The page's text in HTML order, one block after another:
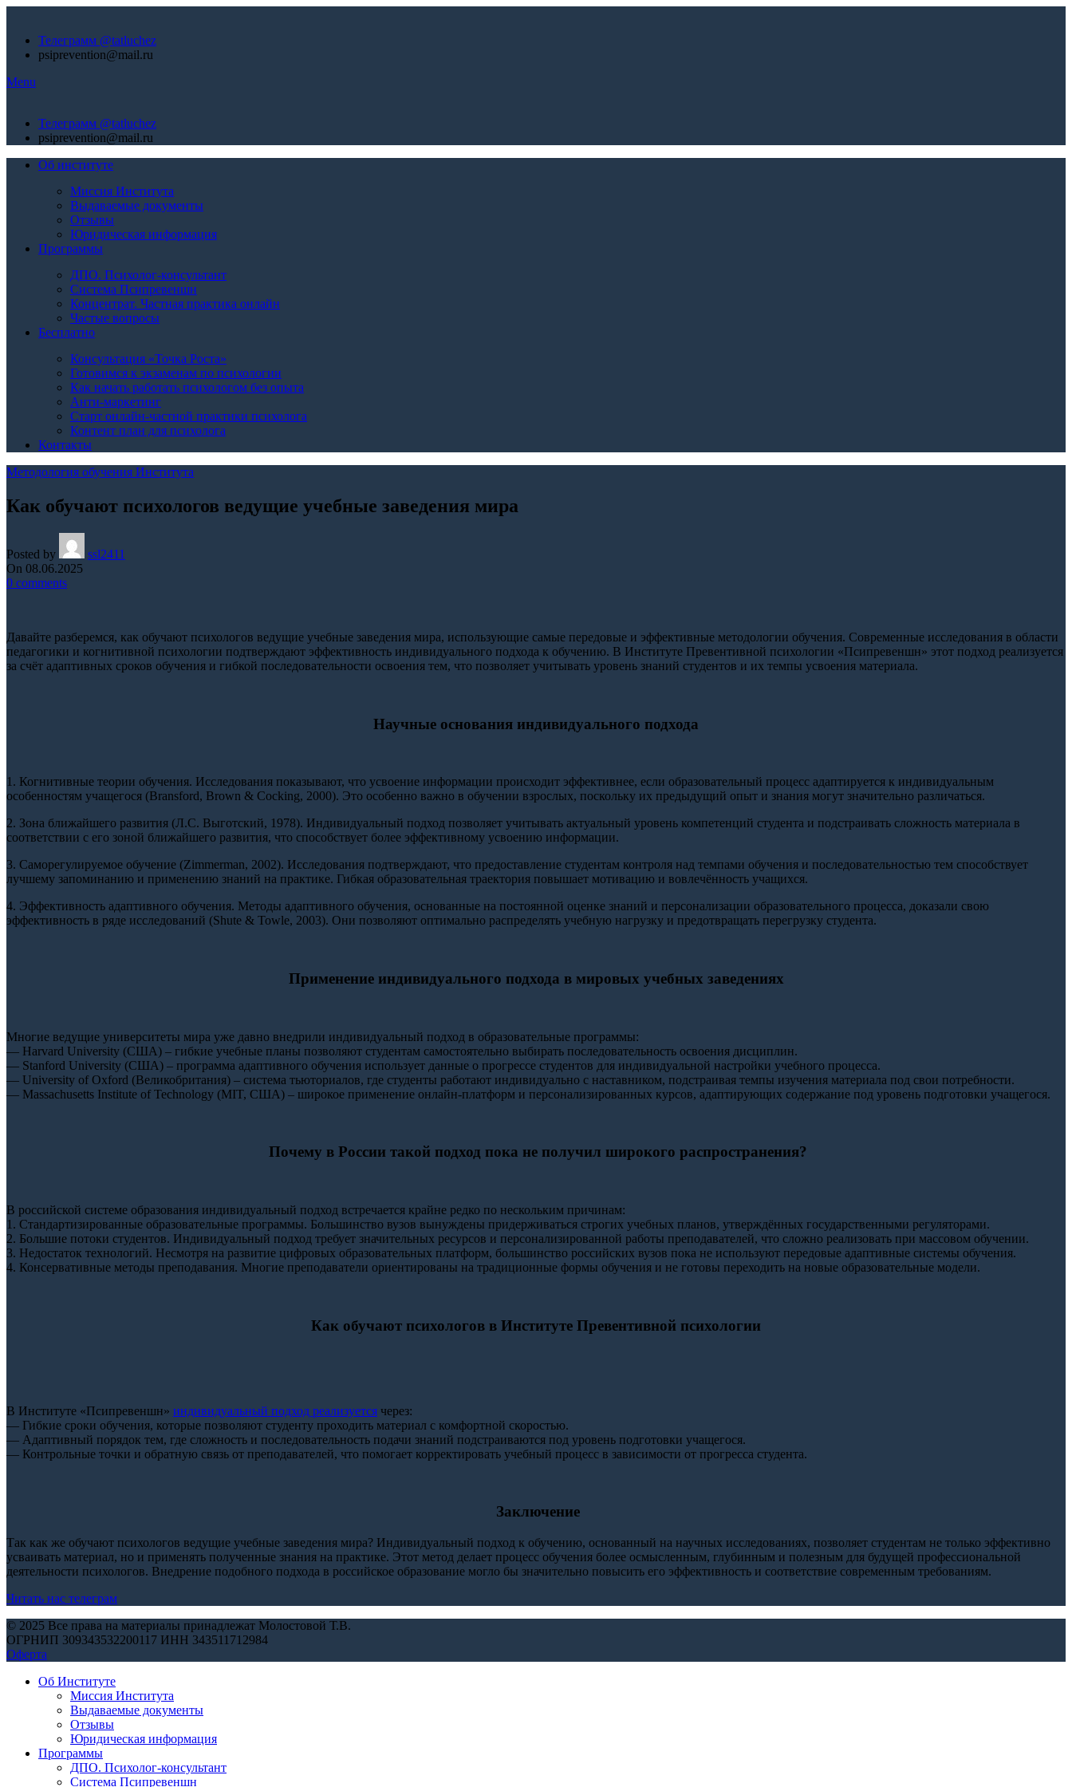
Телеграмм @tatluchez
psiprevention@mail.ru
Menu
Телеграмм @tatluchez
psiprevention@mail.ru
Об институте
Миссия Института
Выдаваемые документы
Отзывы
Юридическая информация
Программы
ДПО. Психолог-консультант
Система Псипревеншн
Концентрат. Частная практика онлайн
Частые вопросы
Бесплатно
Консультация «Точка Роста»
Готовимся к экзаменам по психологии
Как начать работать психологом без опыта
Анти-маркетинг
Старт онлайн-частной практики психолога
Контент план для психолога
Контакты
Методология обучения Института
Как обучают психологов ведущие учебные заведения мира
Posted by
ssl2411
On 08.06.2025
0 comments
Давайте разберемся, как обучают психологов ведущие учебные заведения мира, использующие самые передовые и эффективные методологии обучения. Современные исследования в области
педагогики и когнитивной психологии подтверждают эффективность индивидуального подхода к обучению. В Институте Превентивной психологии «Псипревеншн» этот подход реализуется
за счёт адаптивных сроков обучения и гибкой последовательности освоения тем, что позволяет учитывать уровень знаний студентов и их темпы усвоения материала.
Научные основания индивидуального подхода
1. Когнитивные теории обучения. Исследования показывают, что усвоение информации происходит эффективнее, если образовательный процесс адаптируется к индивидуальным
особенностям учащегося (Bransford, Brown & Cocking, 2000). Это особенно важно в обучении взрослых, поскольку их предыдущий опыт и знания могут значительно различаться.
2. Зона ближайшего развития (Л.С. Выготский, 1978). Индивидуальный подход позволяет учитывать актуальный уровень компетенций студента и подстраивать сложность материала в
соответствии с его зоной ближайшего развития, что способствует более эффективному усвоению информации.
3. Саморегулируемое обучение (Zimmerman, 2002). Исследования подтверждают, что предоставление студентам контроля над темпами обучения и последовательностью тем способствует
лучшему запоминанию и применению знаний на практике. Гибкая образовательная траектория повышает мотивацию и вовлечённость учащихся.
4. Эффективность адаптивного обучения. Методы адаптивного обучения, основанные на постоянной оценке знаний и персонализации образовательного процесса, доказали свою
эффективность в ряде исследований (Shute & Towle, 2003). Они позволяют оптимально распределять учебную нагрузку и предотвращать перегрузку студента.
Применение индивидуального подхода в мировых учебных заведениях
Многие ведущие университеты мира уже давно внедрили индивидуальный подход в образовательные программы:
— Harvard University (США) – гибкие учебные планы позволяют студентам самостоятельно выбирать последовательность освоения дисциплин.
— Stanford University (США) – программа адаптивного обучения использует данные о прогрессе студентов для индивидуальной настройки учебного процесса.
— University of Oxford (Великобритания) – система тьюториалов, где студенты работают индивидуально с наставником, подстраивая темпы изучения материала под свои потребности.
— Massachusetts Institute of Technology (MIT, США) – широкое применение онлайн-платформ и персонализированных курсов, адаптирующих содержание под уровень подготовки учащегося.
Почему в России такой подход пока не получил широкого распространения?
В российской системе образования индивидуальный подход встречается крайне редко по нескольким причинам:
1. Стандартизированные образовательные программы. Большинство вузов вынуждены придерживаться строгих учебных планов, утверждённых государственными регуляторами.
2. Большие потоки студентов. Индивидуальный подход требует значительных ресурсов и персонализированной работы преподавателей, что сложно реализовать при массовом обучении.
3. Недостаток технологий. Несмотря на развитие цифровых образовательных платформ, большинство российских вузов пока не используют передовые адаптивные системы обучения.
4. Консервативные методы преподавания. Многие преподаватели ориентированы на традиционные формы обучения и не готовы переходить на новые образовательные модели.
Как обучают психологов в Институте Превентивной психологии
В Институте «Псипревеншн» индивидуальный подход реализуется через:
— Гибкие сроки обучения, которые позволяют студенту проходить материал с комфортной скоростью.
— Адаптивный порядок тем, где сложность и последовательность подачи знаний подстраиваются под уровень подготовки учащегося.
— Контрольные точки и обратную связь от преподавателей, что помогает корректировать учебный процесс в зависимости от прогресса студента.
Заключение
Так как же обучают психологов ведущие учебные заведения мира? Индивидуальный подход к обучению, основанный на научных исследованиях, позволяет студентам не только эффективно
усваивать материал, но и применять полученные знания на практике. Этот метод делает процесс обучения более осмысленным, глубинным и полезным для будущей профессиональной
деятельности психологов. Внедрение подобного подхода в российское образование могло бы значительно повысить его эффективность и соответствие современным требованиям.
Читать нас телеграм
© 2025 Все права на материалы принадлежат Молостовой Т.В.
ОГРНИП 309343532200117 ИНН 343511712984
Оферта
Об Институте
Миссия Института
Выдаваемые документы
Отзывы
Юридическая информация
Программы
ДПО. Психолог-консультант
Система Псипревеншн